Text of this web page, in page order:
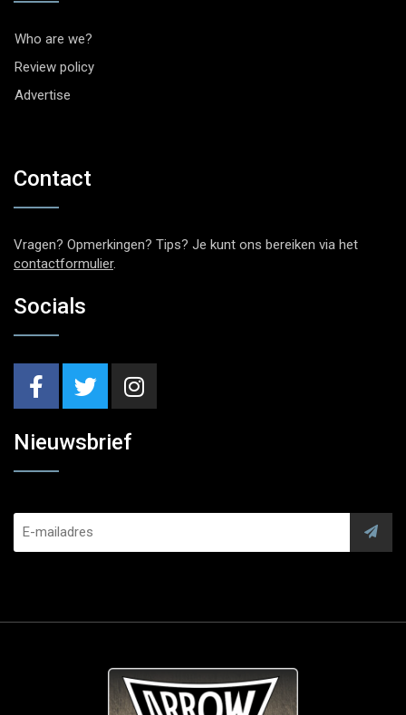
Who are we?
Review policy
Advertise
Contact
Vragen? Opmerkingen? Tips? Je kunt ons bereiken via het
contactformulier.
Socials
Nieuwsbrief